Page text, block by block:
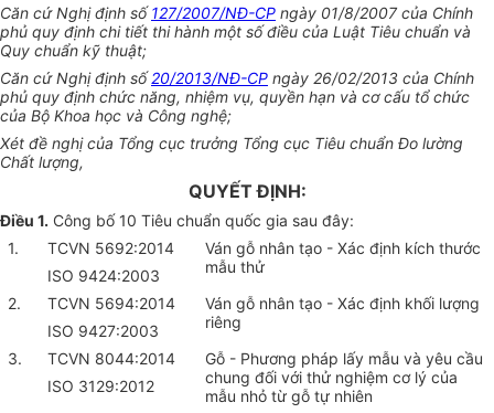
Căn cứ Nghị định số127/2007/NĐ-CP ngày 01/8/2007 của Chính
phủ quy định chi tiết thi hành một số điều của Luật Tiêu chuẩn và
Quy chuẩn kỹ thuật;
Căn cứ Nghị định số20/2013/NĐ-CP ngày 26/02/2013 của Chính
phủ quy định chức năng, nhiệm vụ, quyền hạn và cơ cấu tổ chức
của Bộ Khoa học và Công nghệ;
Xét đề nghị của Tổng cục trưởng Tổng cục Tiêu chuẩn Đo lường
Chất lượng,
QUYẾT ĐỊNH:
Điều 1. Công bố 10 Tiêu chuẩn quốc gia sau đây:
1.
TCVN 5692:2014
ISO 9424:2003
Ván gỗ nhân tạo - Xác định kích thước
mẫu thử
2.
TCVN 5694:2014
ISO 9427:2003
Ván gỗ nhân tạo - Xác định khối lượng
riêng
3.
TCVN 8044:2014
ISO 3129:2012
Gỗ - Phương pháp lấy mẫu và yêu cầu
chung đối với thử nghiệm cơ lý của
mẫu nhỏ từ gỗ tự nhiên